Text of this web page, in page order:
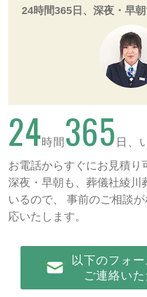
24時間365日、深夜・早
24時間 365 日、
お電話からすぐにお見積り
深夜・早朝も、葬儀社綾川
いるので、
事前のご相談
応いたします。
以下のフォ
ご連絡い